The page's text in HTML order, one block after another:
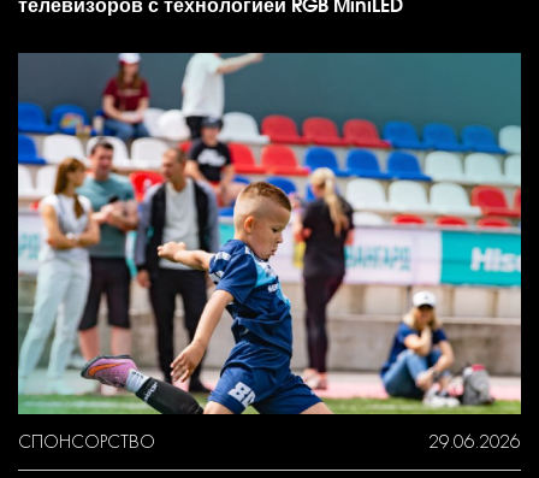
телевизоров с технологией RGB MiniLED
СПОНСОРСТВО 29.06.2026